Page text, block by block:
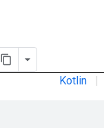
Kotlin |